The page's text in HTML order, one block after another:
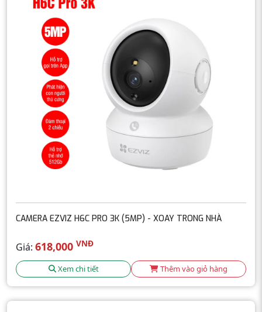
CAMERA EZVIZ H6C PRO 3K (5MP) - XOAY TRONG NHÀ
Giá: 618,000 VNĐ
Xem chi tiết Thêm vào giỏ hàng